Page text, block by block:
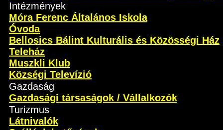
Intézmények
Móra Ferenc Általános Iskola
Óvoda
Bellosics Bálint Kulturális és Közösségi Ház
Teleház
Muszkli Klub
Községi Televízió
Gazdaság
Gazdasági társaságok / Vállalkozók
Turizmus
Látnivalók